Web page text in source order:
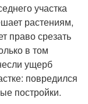
участка
растениям,
право срезать
в том
ущерб
повредился
постройки.